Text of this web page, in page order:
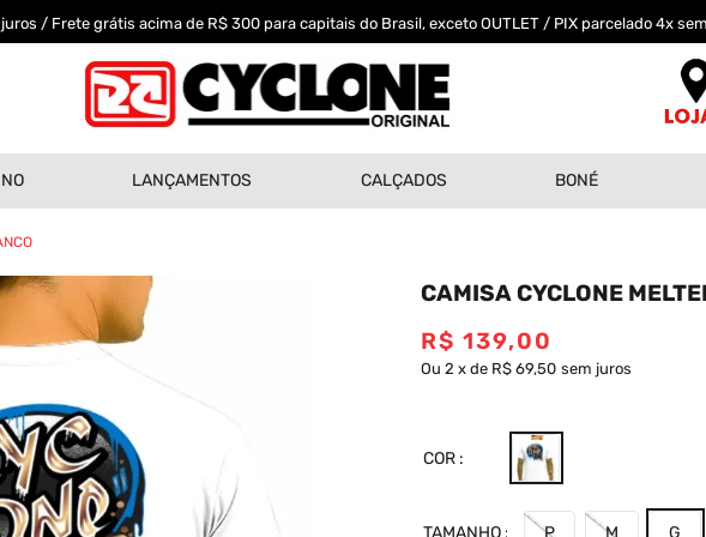
/ Frete grátis acima de R$ 300 para capitais do Brasil, exceto OUTLET / PIX parcelado 4x
LANÇAMENTOS CALÇADOS BONÉ
CAMISA CYCLONE
R$ 139,00
Ou2 x de R$ 69,50 sem juros
COR
TAMANHO P M G